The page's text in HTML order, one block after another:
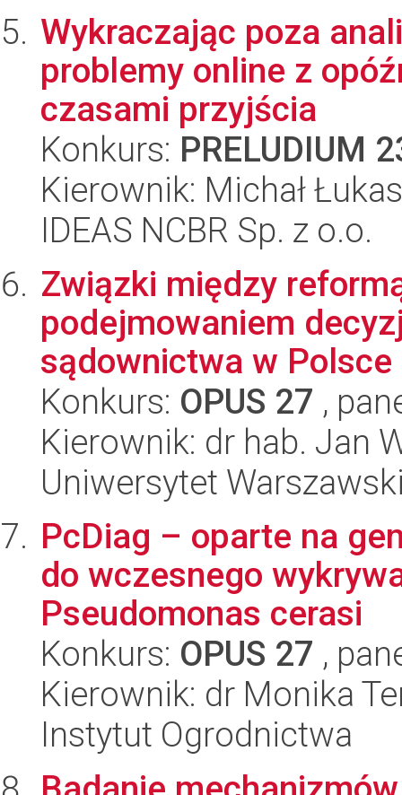
Wykraczając poza
problemy online z
czasami przyjścia
Konkurs: PRELUDIUM
Kierownik: Michał
IDEAS NCBR Sp. z o.o.
Związki między
podejmowaniem
sądownictwa w Polsce
Konkurs: OPUS 27 ,
Kierownik: dr hab. Jan
Uniwersytet
PcDiag – oparte na
do wczesnego
Pseudomonas cerasi
Konkurs: OPUS 27 ,
Kierownik: dr Monika
Instytut Ogrodnictwa